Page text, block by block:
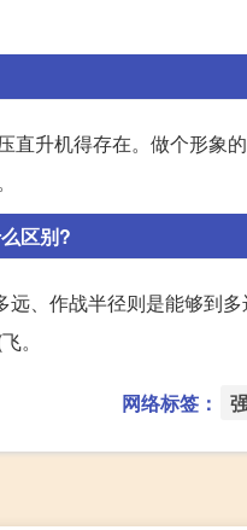
直升机得存在。做个形象
区别?
、作战半径则是能够到
。
网络标签：